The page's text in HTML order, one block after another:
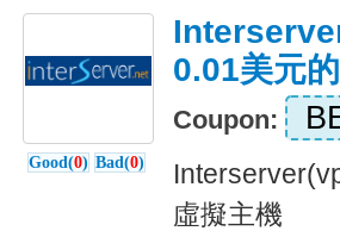
Good(0) Bad(0)
0.01美元
Coupon:
虛擬主機